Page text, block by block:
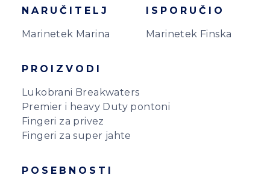
NARUČITELJ
Marinetek Marina
ISPORUČIO
Marinetek Finska
PROIZVODI
Lukobrani Breakwaters
Premier i heavy Duty pontoni
Fingeri za privez
Fingeri za super jahte
POSEBNOSTI